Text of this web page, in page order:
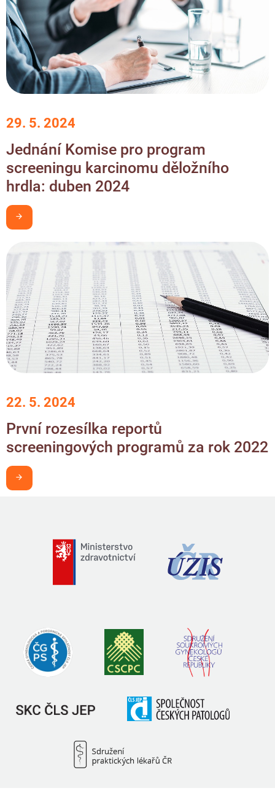
29. 5. 2024
Jednání Komise pro program
screeningu karcinomu děložního
hrdla: duben 2024
22. 5. 2024
První rozesílka reportů
screeningových programů za rok 2022